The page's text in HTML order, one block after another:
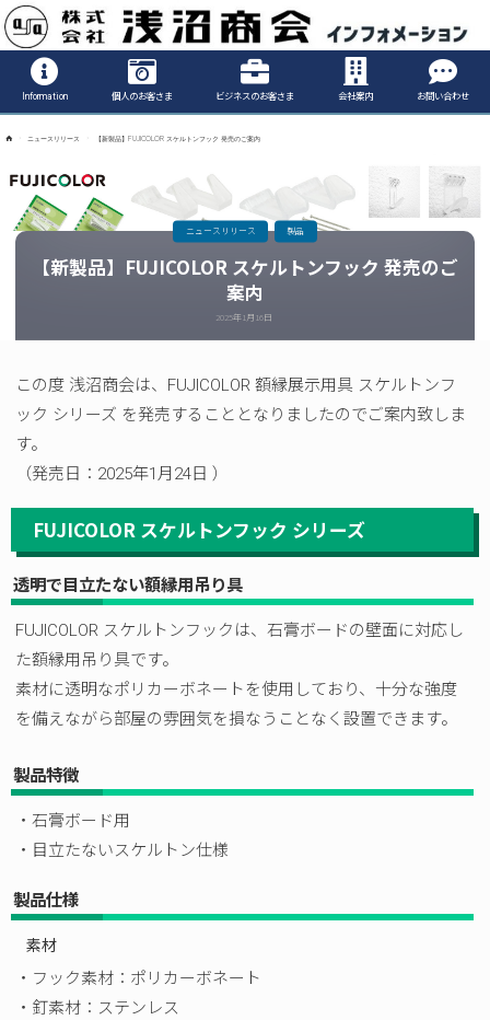
Information
Information 個人のお客さま ビジネスのお客さま 会社案内 お問い合わせ
ニュースリリース 【新製品】FUJICOLOR スケルトンフック 発売のご案内
【新製品】FUJICOLOR スケルトンフック 発売のご
案内
2025年1月16日
ニュースリリース 製品
この度 浅沼商会は、FUJICOLOR 額縁展示用具 スケルトンフ
ック シリーズ を発売することとなりましたのでご案内致しま
す。
（発売日：2025年1月24日 ）
FUJICOLOR スケルトンフック シリーズ
透明で目立たない額縁用吊り具
FUJICOLOR スケルトンフックは、石膏ボードの壁面に対応し
た額縁用吊り具です。
素材に透明なポリカーボネートを使用しており、十分な強度
を備えながら部屋の雰囲気を損なうことなく設置できます。
製品特徴
・石膏ボード用
・目立たないスケルトン仕様
製品仕様
素材
・フック素材：ポリカーボネート
・釘素材：ステンレス